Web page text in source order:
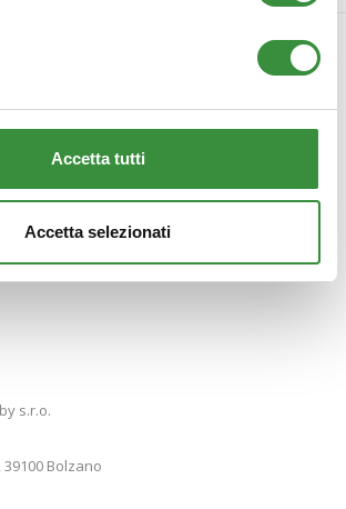
Accetta tutti
Accetta selezionati
in legno a basso consumo energetico secondo
s.r.o.
Bolzano